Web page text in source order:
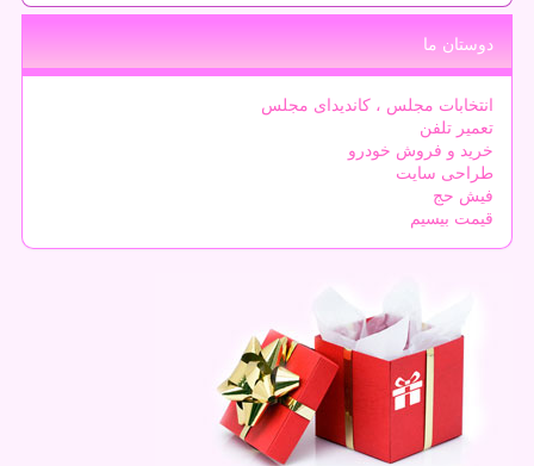
دوستان ما
انتخابات مجلس ، کاندیدای مجلس
تعمیر تلفن
خرید و فروش خودرو
طراحی سایت
فیش حج
قیمت بیسیم